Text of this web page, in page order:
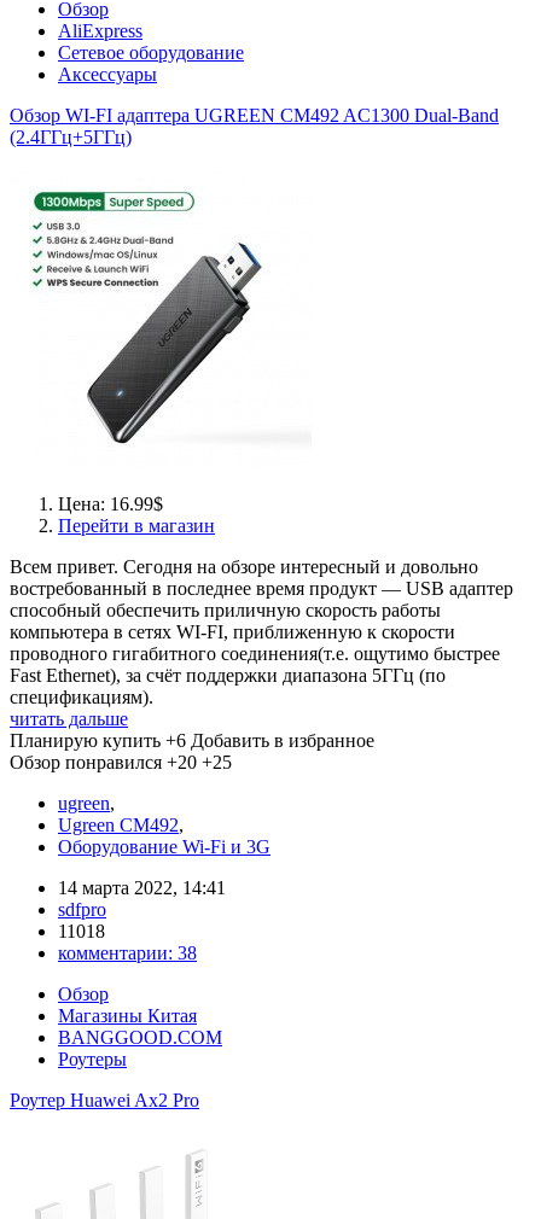
Обзор
AliExpress
Сетевое оборудование
Аксессуары
Обзор WI-FI адаптера UGREEN CM492 AC1300 Dual-Band
(2.4ГГц+5ГГц)
Цена: 16.99$
Перейти в магазин
Всем привет. Сегодня на обзоре интересный и довольно
востребованный в последнее время продукт — USB адаптер
способный обеспечить приличную скорость работы
компьютера в сетях WI-FI, приближенную к скорости
проводного гигабитного соединения(т.е. ощутимо быстрее
Fast Ethernet), за счёт поддержки диапазона 5ГГц (по
спецификациям).
читать дальше
Планирую купить +6 Добавить в избранное
Обзор понравился +20 +25
ugreen,
Ugreen CM492,
Оборудование Wi-Fi и 3G
14 марта 2022, 14:41
sdfpro
11018
комментарии: 38
Обзор
Магазины Китая
BANGGOOD.COM
Роутеры
Роутер Huawei Ax2 Pro